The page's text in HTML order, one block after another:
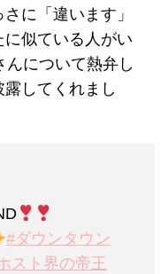
に「違います」
似ている人がい
んについて熱弁し
してくれまし
#ダウンタウン
スト界の帝王